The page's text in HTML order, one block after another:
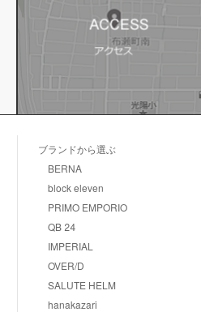
ブランドから選ぶ
BERNA
block eleven
PRIMO EMPORIO
QB 24
IMPERIAL
OVER/D
SALUTE HELM
hanakazari